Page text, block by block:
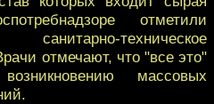
отметили
санитарно-техническое
отмечают, что "все это"
массовых